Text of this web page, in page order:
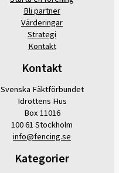
Bli partner
Värderingar
Strategi
Kontakt
Kontakt
Svenska Fäktförbundet
Idrottens Hus
Box 11016
100 61 Stockholm
info@fencing.se
Kategorier